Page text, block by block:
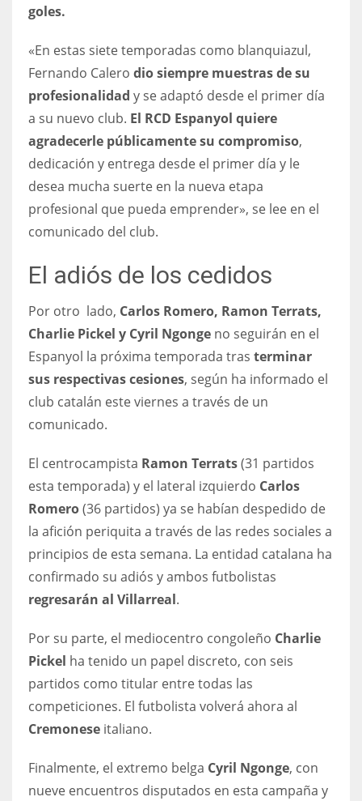
16
OAK
19
NYG
17
DAL
22
WSH
26
goles.
«En estas siete temporadas como blanquiazul,
Fernando Calero dio siempre muestras de su
profesionalidad y se adaptó desde el primer día
a su nuevo club. El RCD Espanyol quiere
agradecerle públicamente su compromiso,
dedicación y entrega desde el primer día y le
desea mucha suerte en la nueva etapa
profesional que pueda emprender», se lee en el
comunicado del club.
El adiós de los cedidos
Por otro lado, Carlos Romero, Ramon Terrats,
Charlie Pickel y Cyril Ngonge no seguirán en el
Espanyol la próxima temporada tras terminar
sus respectivas cesiones, según ha informado el
club catalán este viernes a través de un
comunicado.
El centrocampista Ramon Terrats(31 partidos
esta temporada) y el lateral izquierdo Carlos
Romero(36 partidos) ya se habían despedido de
la afición periquita a través de las redes sociales a
principios de esta semana. La entidad catalana ha
confirmado su adiós y ambos futbolistas
regresarán al Villarreal.
Por su parte, el mediocentro congoleño Charlie
Pickel ha tenido un papel discreto, con seis
partidos como titular entre todas las
competiciones. El futbolista volverá ahora al
Cremonese italiano.
Finalmente, el extremo belga Cyril Ngonge, con
nueve encuentros disputados en esta campaña y